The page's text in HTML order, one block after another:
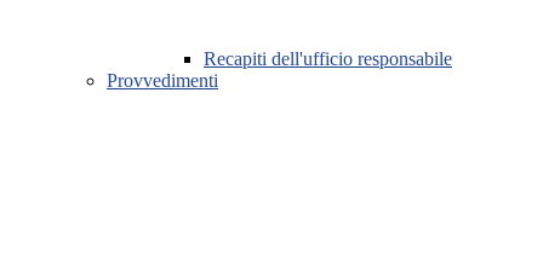
Recapiti dell'ufficio responsabile
Provvedimenti